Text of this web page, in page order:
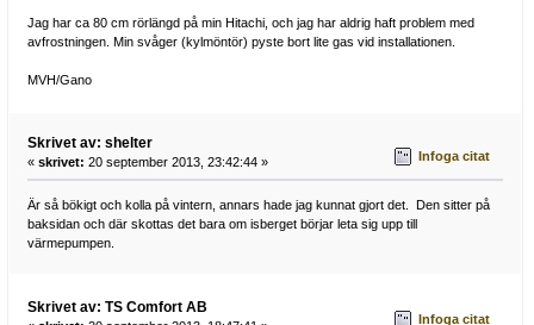
Jag har ca 80 cm rörlängd på min Hitachi, och jag har aldrig haft problem med
avfrostningen. Min svåger (kylmöntör) pyste bort lite gas vid installationen.
MVH/Gano
Skrivet av: shelter
« skrivet: 20 september 2013, 23:42:44 » Infoga citat
Är så bökigt och kolla på vintern, annars hade jag kunnat gjort det. Den sitter på
baksidan och där skottas det bara om isberget börjar leta sig upp till
värmepumpen.
Skrivet av: TS Comfort AB
Infoga citat